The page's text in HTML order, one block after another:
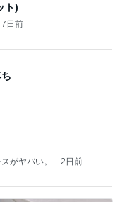
ト)
7日前
がヤバい。 2日前